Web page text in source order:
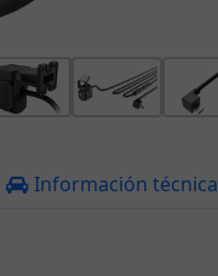
Información técnica